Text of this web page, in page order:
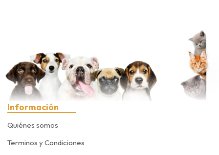
Información
Quiénes somos
Terminos y Condiciones